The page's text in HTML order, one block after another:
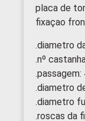
placa de
fixaçao
.diametro
.nº
.passagem:
.diametro
.diametro
.roscas da